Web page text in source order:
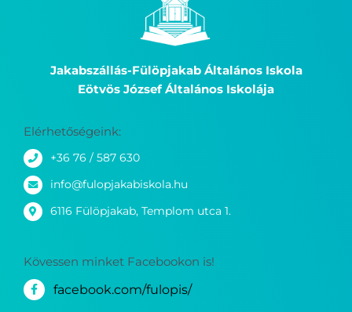
Jakabszállás-Fülöpjakab Általános Iskola
Eötvös József Általános Iskolája
Elérhetőségeink:
+36 76 / 587 630
info@fulopjakabiskola.hu
6116 Fülöpjakab, Templom utca 1.
Kövessen minket Facebookon is!
facebook.com/fulopis/